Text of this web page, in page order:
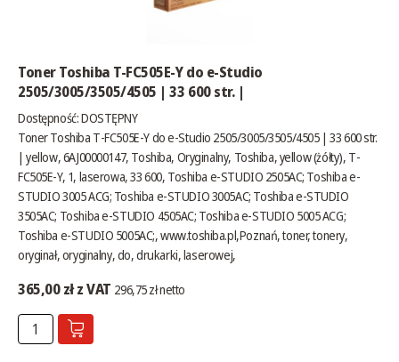
Toner Toshiba T-FC505E-Y do e-Studio
2505/3005/3505/4505 | 33 600 str. |
Dostępność:DOSTĘPNY
Toner Toshiba T-FC505E-Y do e-Studio 2505/3005/3505/4505 | 33 600 str.
| yellow, 6AJ00000147, Toshiba, Oryginalny, Toshiba, yellow (żółty), T-
FC505E-Y, 1, laserowa, 33 600, Toshiba e-STUDIO 2505AC; Toshiba e-
STUDIO 3005 ACG; Toshiba e-STUDIO 3005AC; Toshiba e-STUDIO
3505AC; Toshiba e-STUDIO 4505AC; Toshiba e-STUDIO 5005 ACG;
Toshiba e-STUDIO 5005AC;,www.toshiba.pl,Poznań, toner, tonery,
oryginał, oryginalny, do, drukarki, laserowej,
365,00 zł z VAT 296,75 zł netto